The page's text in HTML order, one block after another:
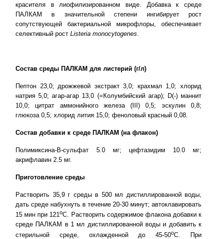
красителя в лиофилизированном виде. Добавка к среде
ПАЛКАМ в значительной степени ингибирует рост
сопутствующей бактериальной микрофлоры, обеспечивает
селективный рост Listeria monocytogenes.
Состав среды ПАЛКАМ для листерий (г/л)
Пептон 23,0; дрожжевой экстракт 3,0; крахмал 1,0; хлорид
натрия 5,0; агар-агар 13,0 (=Колумбийский агар); D(-) маннит
10,0; цитрат аммонийного железа (III) 0,5; эскулин 0,8;
глюкоза 0,5; хлорид лития 15,0; феноловый красный 0,08.
Состав добавки к среде ПАЛКАМ (на флакон)
Полимиксина-В-сульфат 5.0 мг; цефтазидим 10.0 мг;
акрифлавин 2.5 мг.
Приготовление среды
Растворить 35,9 г среды в 500 мл дистиллированной воды,
дать среде набухнуть в течение 20-30 минут; автоклавировать
15 мин при 121оС. Растворить содержимое флакона добавки к
среде ПАЛКАМ в 1 мл дистиллированной воды и добавить к
стерильной среде, охлажденной до 45-50оС. При